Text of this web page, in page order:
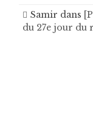
Samir dans
du 27e jour du